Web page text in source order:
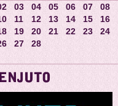
03 04 05 06 07
08
11 12 13 14 15
16
19 20 21 22 23
24
27 28